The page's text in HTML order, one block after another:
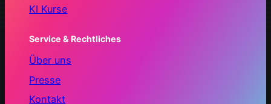
KI Kurse
Service & Rechtliches
Über uns
Presse
Kontakt